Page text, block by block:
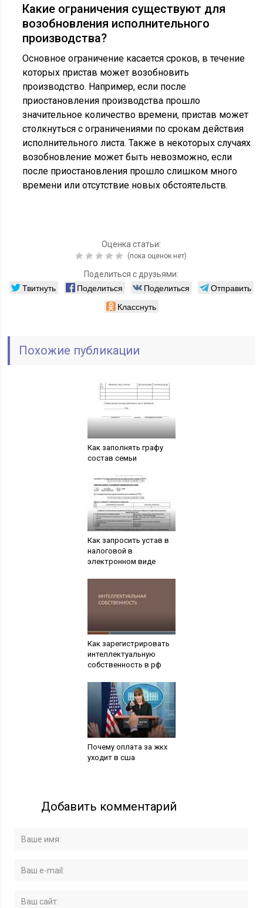
Какие ограничения существуют для
возобновления исполнительного
производства?
Основное ограничение касается сроков, в течение
которых пристав может возобновить
производство. Например, если после
приостановления производства прошло
значительное количество времени, пристав может
столкнуться с ограничениями по срокам действия
исполнительного листа. Также в некоторых случаях
возобновление может быть невозможно, если
после приостановления прошло слишком много
времени или отсутствие новых обстоятельств.
Оценка статьи:
(пока оценок нет)
Поделиться с друзьями:
Твитнуть Поделиться Поделиться
Отправить
Класснуть
Похожие публикации
Как заполнять графу
состав семьи
Как запросить устав в
налоговой в
электронном виде
Как зарегистрировать
интеллектуальную
собственность в рф
Почему оплата за жкх
уходит в сша
Добавить комментарий